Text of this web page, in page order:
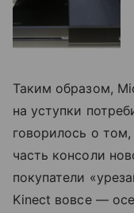
Таким образом,
на уступки
говорилось о
часть консоли
покупатели
Kinect вовсе —